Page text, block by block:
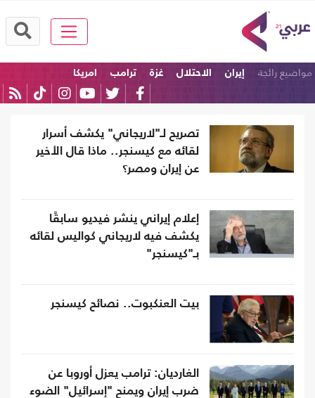
مواضيع رائجة إيران الاحتلال غزة ترامب
امريكا
تصريح لـ"لاريجاني" يكشف أسرار
لقائه مع كيسنجر.. ماذا قال الأخير
عن إيران ومصر؟
إعلام إيراني ينشر فيديو سابقًا
يكشف فيه لاريجاني كواليس لقائه
بـ"كيسنجر"
بيت العنكبوت.. نصائح كيسنجر
الغارديان: ترامب يعزل أوروبا عن
ضرب إيران ويمنح "إسرائيل" الضوء